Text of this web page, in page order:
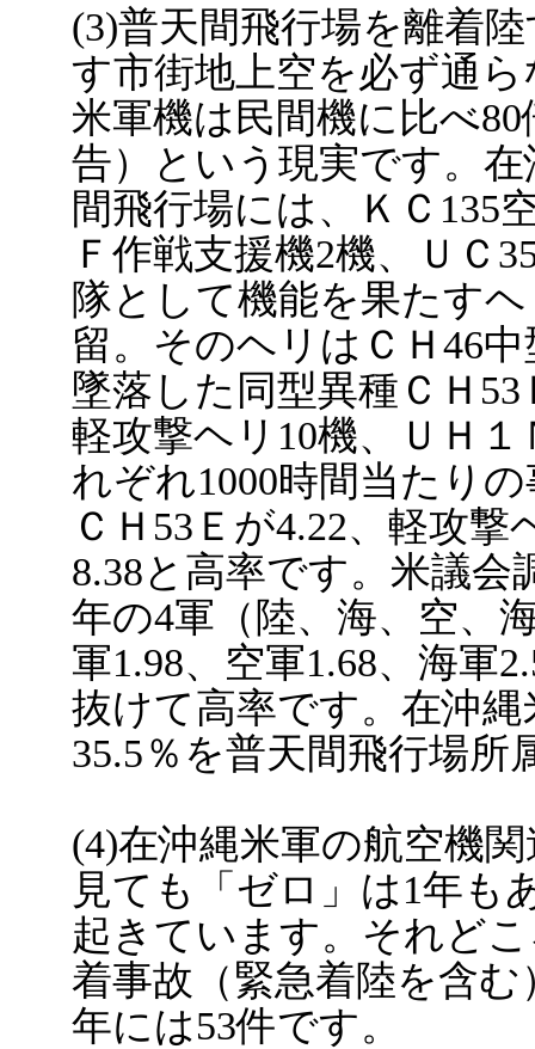
(3)普天間飛行場を離着
す市街地上空を必ず通
米軍機は民間機に比べ
告）という現実です。
間飛行場には、ＫＣ135
Ｆ作戦支援機2機、ＵＣ
隊として機能を果たす
留。そのヘリはＣＨ46
墜落した同型異種ＣＨ
軽攻撃ヘリ10機、ＵＨ
れぞれ1000時間当たり
ＣＨ53Ｅが4.22、軽攻
8.38と高率です。米議会
年の4軍（陸、海、空、
軍1.98、空軍1.68、海軍
抜けて高率です。在沖
35.5％を普天間飛行場所
(4)在沖縄米軍の航空機
見ても「ゼロ」は1年も
起きています。それど
着事故（緊急着陸を含む
年には53件です。